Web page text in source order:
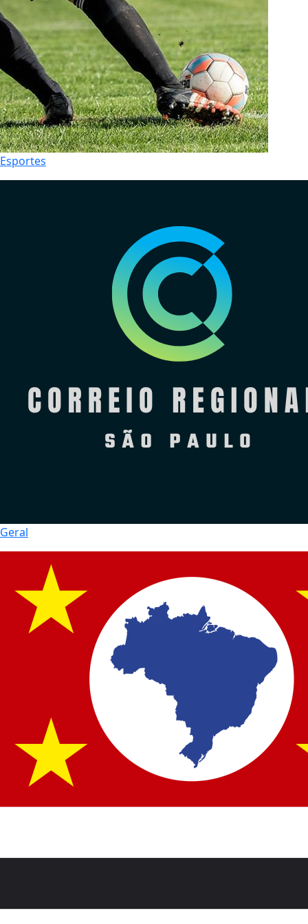
Esportes
Geral